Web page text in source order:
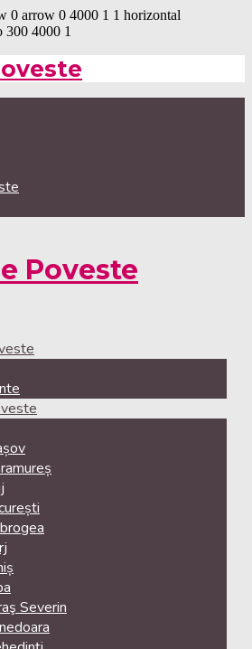
0 arrow 0 4000 1 1 horizontal
300 4000 1
Poveste
Severin